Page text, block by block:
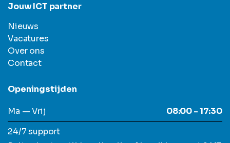
Jouw ICT partner
Nieuws
Vacatures
Over ons
Contact
Openingstijden
Ma — Vrij
08:00 - 17:30
24/7 support